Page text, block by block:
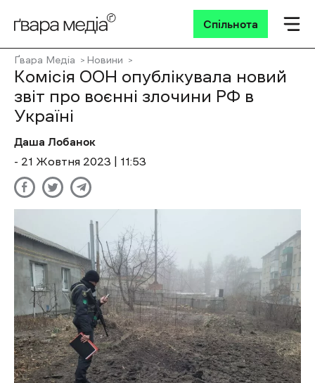
Спільнота
Ґвара Медіа Новини
Комісія ООН опублікувала новий
звіт про воєнні злочини РФ в
Україні
Даша Лобанок
- 21 Жовтня 2023 | 11:53